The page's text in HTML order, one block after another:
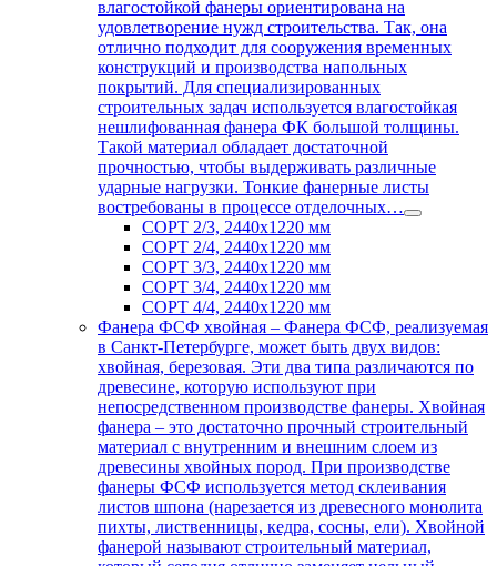
влагостойкой фанеры ориентирована на
удовлетворение нужд строительства. Так, она
отлично подходит для сооружения временных
конструкций и производства напольных
покрытий. Для специализированных
строительных задач используется влагостойкая
нешлифованная фанера ФК большой толщины.
Такой материал обладает достаточной
прочностью, чтобы выдерживать различные
ударные нагрузки. Тонкие фанерные листы
востребованы в процессе отделочных…
СОРТ 2/3, 2440х1220 мм
СОРТ 2/4, 2440х1220 мм
СОРТ 3/3, 2440х1220 мм
СОРТ 3/4, 2440х1220 мм
СОРТ 4/4, 2440х1220 мм
Фанера ФСФ хвойная – Фанера ФСФ, реализуемая
в Санкт-Петербурге, может быть двух видов:
хвойная, березовая. Эти два типа различаются по
древесине, которую используют при
непосредственном производстве фанеры. Хвойная
фанера – это достаточно прочный строительный
материал с внутренним и внешним слоем из
древесины хвойных пород. При производстве
фанеры ФСФ используется метод склеивания
листов шпона (нарезается из древесного монолита
пихты, лиственницы, кедра, сосны, ели). Хвойной
фанерой называют строительный материал,